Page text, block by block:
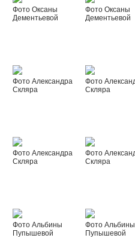
Фото Оксаны
Дементьевой
Фото Оксаны
Дементьевой
Фото Александра
Скляра
Фото
Скляра
Фото Александра
Скляра
Фото
Скляра
Фото Альбины
Пупышевой
Фото Альбины
Пупышевой